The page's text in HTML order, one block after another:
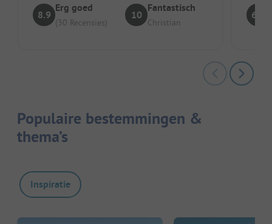
8.9
Erg goed
(30 Recensies)
10
Fantastisch
Christian
6.4
Populaire bestemmingen &
thema’s
Inspiratie